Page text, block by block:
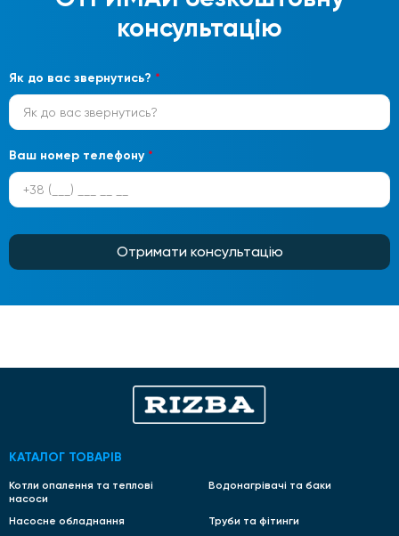
консультацію
Як до вас звернутись? *
Ваш номер телефону *
Отримати консультацію
КАТАЛОГ ТОВАРІВ
Котли опалення та теплові
насоси
Водонагрівачі та баки
Насосне обладнання
Труби та фітинги